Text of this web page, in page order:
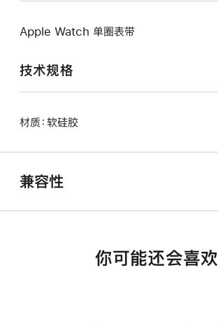
Apple Watch 单圈表带
技术规格
材质：软硅胶
兼容性
你可能还会喜欢